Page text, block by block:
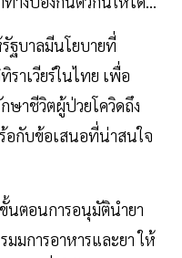
ฐบาลมีนโยบายที่
ราเวียร์ในไทย เพื่อ
ษาชีวิตผู้ป่วยโควิดถึง
อกับข้อเสนอที่น่าสนใจ
นตอนการอนุมัตินํายา
มการอาหารและยา ให้